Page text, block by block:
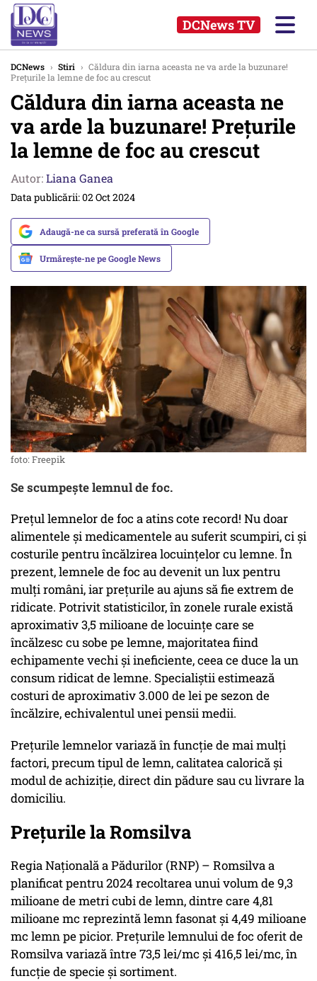
DCNews TV
DCNews › Stiri › Căldura din iarna aceasta ne va arde la buzunare!
Prețurile la lemne de foc au crescut
Căldura din iarna aceasta ne
va arde la buzunare! Prețurile
la lemne de foc au crescut
Autor:Liana Ganea
Data publicării: 02 Oct 2024
Adaugă-ne ca sursă preferată în Google
Urmărește-ne pe Google News
foto: Freepik
Se scumpește lemnul de foc.
Prețul lemnelor de foc a atins cote record! Nu doar
alimentele și medicamentele au suferit scumpiri, ci și
costurile pentru încălzirea locuințelor cu lemne. În
prezent, lemnele de foc au devenit un lux pentru
mulți români, iar prețurile au ajuns să fie extrem de
ridicate. Potrivit statisticilor, în zonele rurale există
aproximativ 3,5 milioane de locuințe care se
încălzesc cu sobe pe lemne, majoritatea fiind
echipamente vechi și ineficiente, ceea ce duce la un
consum ridicat de lemne. Specialiștii estimează
costuri de aproximativ 3.000 de lei pe sezon de
încălzire, echivalentul unei pensii medii.
Prețurile lemnelor variază în funcție de mai mulți
factori, precum tipul de lemn, calitatea calorică și
modul de achiziție, direct din pădure sau cu livrare la
domiciliu.
Prețurile la Romsilva
Regia Națională a Pădurilor (RNP) – Romsilva a
planificat pentru 2024 recoltarea unui volum de 9,3
milioane de metri cubi de lemn, dintre care 4,81
milioane mc reprezintă lemn fasonat și 4,49 milioane
mc lemn pe picior. Prețurile lemnului de foc oferit de
Romsilva variază între 73,5 lei/mc și 416,5 lei/mc, în
funcție de specie și sortiment.